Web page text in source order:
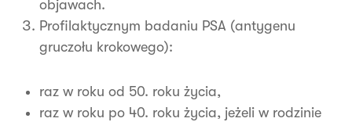
objawach.
Profilaktycznym badaniu PSA (antygenu
gruczołu krokowego):
raz w roku od 50. roku życia,
raz w roku po 40. roku życia, jeżeli w rodzinie